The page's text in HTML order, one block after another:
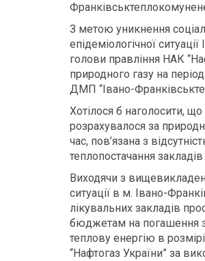
З метою уникнення
епідеміологічної
голови правління НАК
природного газу на
ДМП “Івано-
Хотілося б наголосити,
розрахувалося за
час, пов’язана з
теплопостачання
Виходячи з
ситуації в м. Івано-
лікувальних закладів
бюджетам на погашення
теплову енергію в
“Нафтогаз України” за